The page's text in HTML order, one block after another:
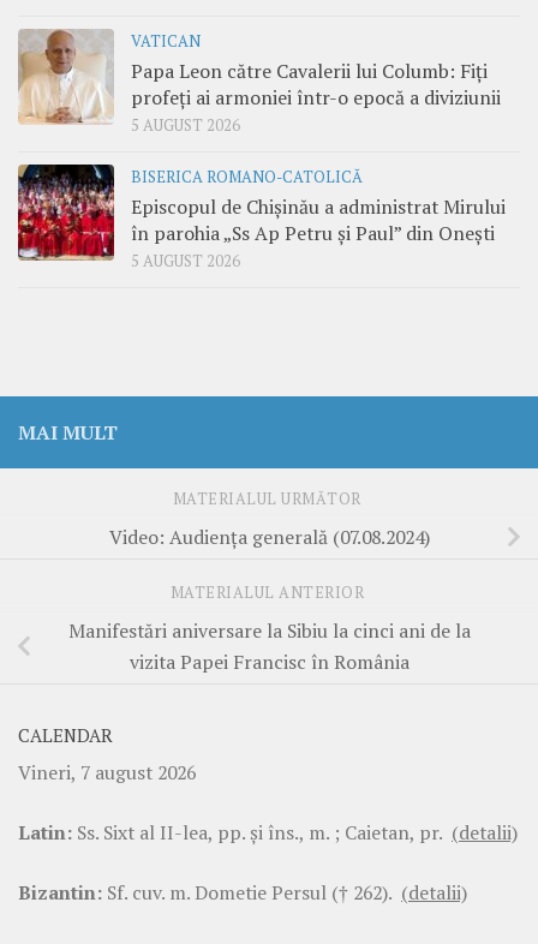
VATICAN
Papa Leon către Cavalerii lui Columb: Fiți
profeți ai armoniei într-o epocă a diviziunii
5 AUGUST 2026
BISERICA ROMANO-CATOLICĂ
Episcopul de Chișinău a administrat Mirului
în parohia „Ss Ap Petru și Paul” din Onești
5 AUGUST 2026
MAI MULT
MATERIALUL URMĂTOR
Video: Audiența generală (07.08.2024)
MATERIALUL ANTERIOR
Manifestări aniversare la Sibiu la cinci ani de la
vizita Papei Francisc în România
CALENDAR
Vineri, 7 august 2026
Latin: Ss. Sixt al II-lea, pp. şi îns., m. ; Caietan, pr. (detalii)
Bizantin: Sf. cuv. m. Dometie Persul († 262). (detalii)